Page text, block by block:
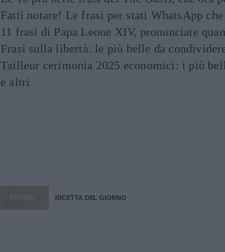
Fatti notare! Le frasi per stati WhatsApp
11 frasi di Papa Leone XIV, pronunciate
Frasi sulla libertà: le più belle da
Tailleur cerimonia 2025 economici: i più
e altri
STORIA RICETTA DEL GIORNO